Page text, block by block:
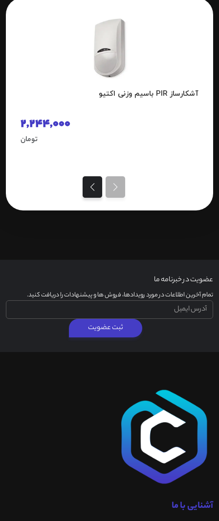
آشکارساز PIR باسیم وزنی اکتیو
2,244,000
تومان
عضویت در خبرنامه ما
تمام آخرین اطلاعات در مورد رویدادها، فروش ها و پیشنهادات را دریافت کنید.
ثبت عضویت
آشنایی با ما